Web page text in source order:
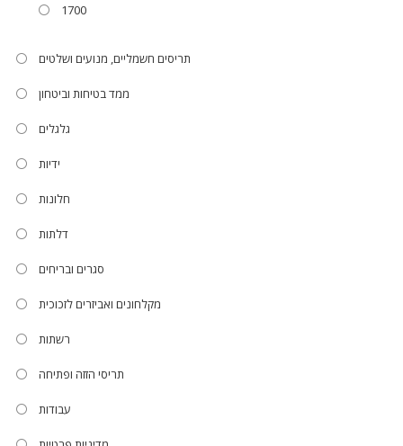
1700
תריסים חשמליים, מנועים ושלטים
ממד בטיחות וביטחון
גלגלים
ידיות
חלונות
דלתות
סגרים ובריחים
מקלחונים ואביזרים לזכוכית
רשתות
תריסי הזזה ופתיחה
עבודות